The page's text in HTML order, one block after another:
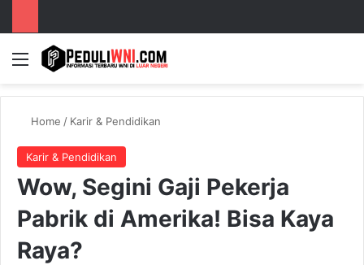
Menu
Home / Karir & Pendidikan
Karir & Pendidikan
Wow, Segini Gaji Pekerja
Pabrik di Amerika! Bisa Kaya
Raya?